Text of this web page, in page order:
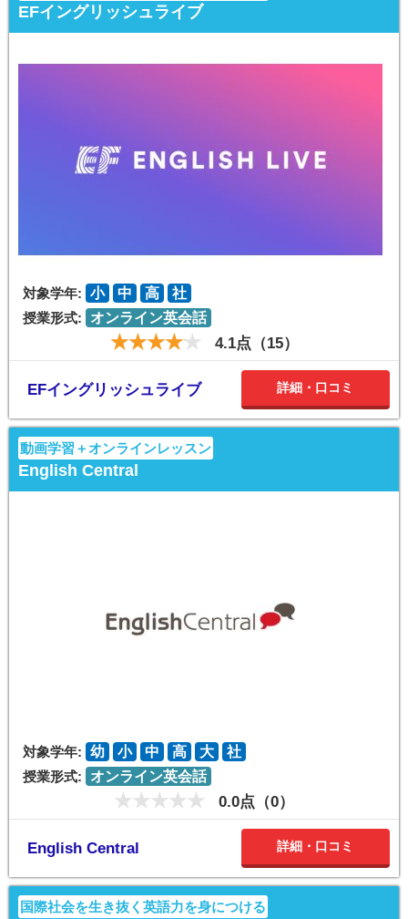
EFイングリッシュライブ
対象学年: 小 中 高
社
授業形式:
オンライン英会話
4.1点（15）
EFイングリッシュライブ 詳細・口コミ
動画学習＋オンラインレッスン
English Central
対象学年: 幼 小 中 高 大
社
授業形式:
オンライン英会話
0.0点（0）
English Central 詳細・口コミ
国際社会を生き抜く英語力を身につける